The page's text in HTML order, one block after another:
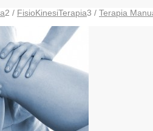
2 / FisioKinesiTerapia3 / Terapia